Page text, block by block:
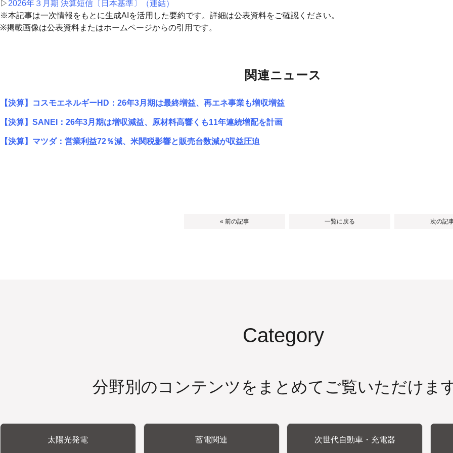
▷ 2026年３月期 決算短信〔日本基準〕（連結）
※本記事は一次情報をもとに生成AIを活用した要約です。詳細は公表資料をご確認ください。
※掲載画像は公表資料またはホームページからの引用です。
関連ニュース
【決算】コスモエネルギーHD：26年3月期は最終増益、再エネ事業も増収増益
【決算】SANEI：26年3月期は増収減益、原材料高響くも11年連続増配を計画
【決算】マツダ：営業利益72％減、米関税影響と販売台数減が収益圧迫
« 前の記事 一覧に戻る 次の記
Category
分野別のコンテンツをまとめてご覧いただけま
太陽光発電 蓄電関連 次世代自動車・充電器